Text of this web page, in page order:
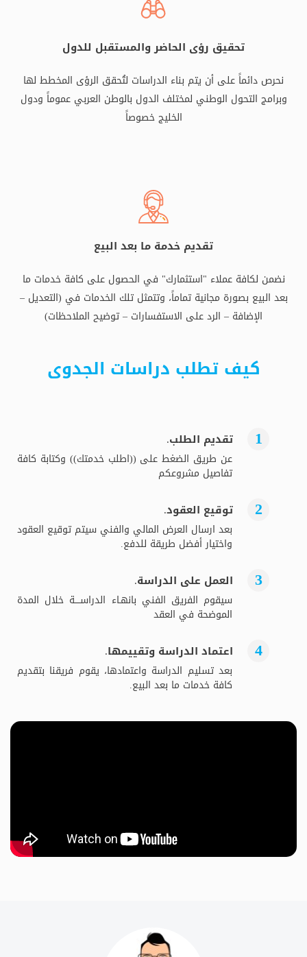
تحقيق رؤى الحاضر والمستقبل للدول
نحرص دائماً على أن يتم بناء الدراسات لتُحقق الرؤى المخطط لها
وبرامج التحول الوطني لمختلف الدول بالوطن العربي عموماً ودول
الخليج خصوصاً
تقديم خدمة ما بعد البيع
نضمن لكافة عملاء "استثمارك" في الحصول على كافة خدمات ما
بعد البيع بصورة مجانية تماماً، وتتمثل تلك الخدمات في (التعديل –
الإضافة – الرد على الاستفسارات – توضيح الملاحظات)
كيف تطلب دراسات الجدوى
تقديم الطلب.
عن طريق الضغط على ((اطلب خدمتك)) وكتابة كافة
تفاصيل مشروعكم
توقيع العقود.
بعد ارسال العرض المالي والفني سيتم توقيع العقود
واختيار أفضل طريقة للدفع.
العمل على الدراسة.
سيقوم الفريق الفني بانهـاء الدراســــة خلال المدة
الموضحة في العقد
اعتماد الدراسة وتقييمها.
بعد تسليم الدراسة واعتمادها، يقوم فريقنا بتقديم
كافة خدمات ما بعد البيع.